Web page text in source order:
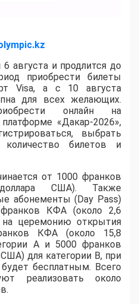
августа и продлится до
приобрести билеты
Visa, а с 10 августа
для всех желающих.
онлайн на
«Дакар-2026»,
выбрать
билетов и
от 1000 франков
США). Также
абонементы (Day Pass)
КФА (около 2,6
церемонию открытия
КФА (около 15,8
A и 5000 франков
для категории B, при
бесплатным. Всего
реализовать около